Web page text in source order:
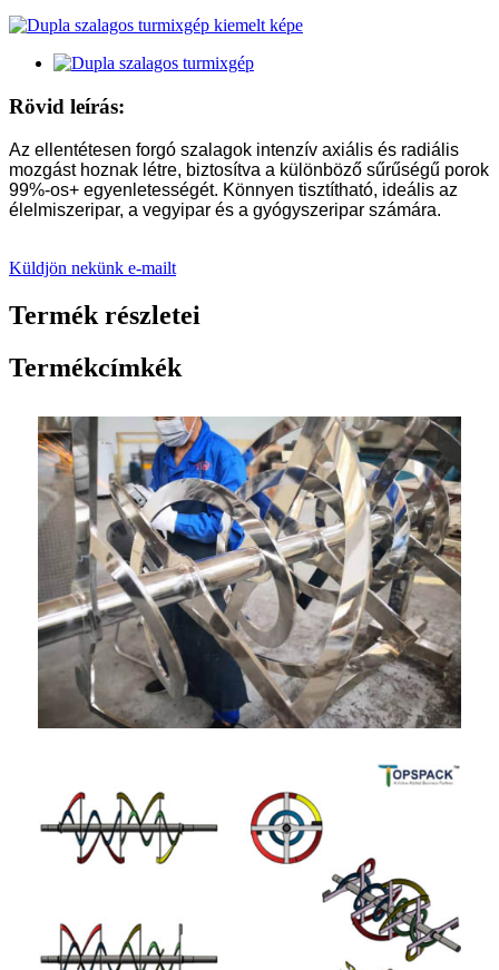
Rövid leírás:
Az ellentétesen forgó szalagok intenzív axiális és radiális
mozgást hoznak létre, biztosítva a különböző sűrűségű porok
99%-os+ egyenletességét. Könnyen tisztítható, ideális az
élelmiszeripar, a vegyipar és a gyógyszeripar számára.
Küldjön nekünk e-mailt
Termék részletei
Termékcímkék